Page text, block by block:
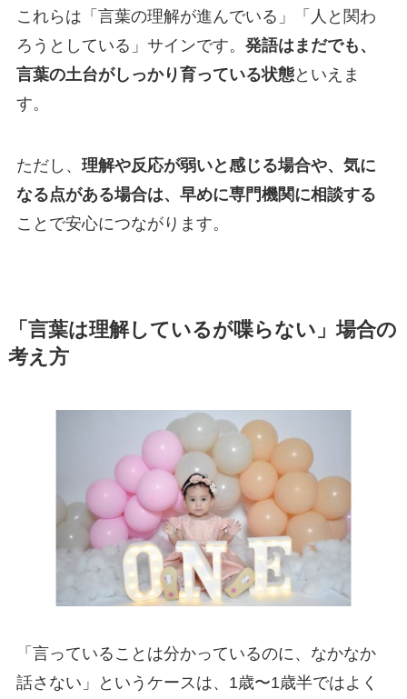
これらは「言葉の理解が進んでいる」「人と関わ
ろうとしている」サインです。 発語はまだでも、
言葉の土台がしっかり育っている状態といえま
す。
ただし、 理解や反応が弱いと感じる場合や、気に
なる点がある場合は、早めに専門機関に相談する
ことで安心につながります。
「言葉は理解しているが喋らない」場合の
考え方
「言っていることは分かっているのに、なかなか
話さない」というケースは、1歳〜1歳半ではよく